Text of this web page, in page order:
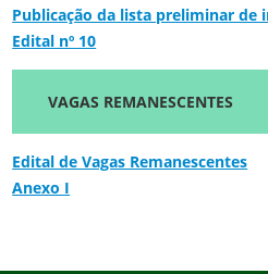
Publicação da lista preliminar de
Edital nº 10
VAGAS REMANESCENTES
Edital de Vagas Remanescentes
Anexo I